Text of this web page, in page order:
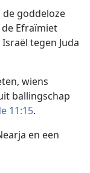
de goddeloze
Efraïmiet
tegen Juda
wiens
ballingschap
11:15.
en een